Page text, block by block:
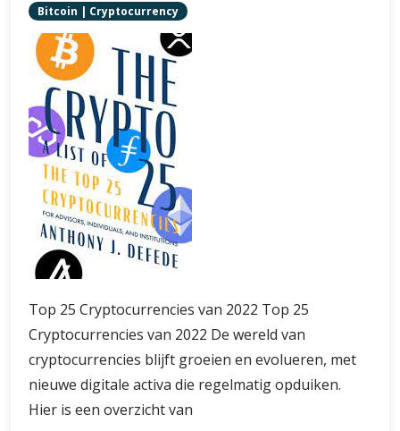
Bitcoin | Cryptocurrency
Top 25 Cryptocurrencies van 2022 Top 25
Cryptocurrencies van 2022 De wereld van
cryptocurrencies blijft groeien en evolueren, met
nieuwe digitale activa die regelmatig opduiken.
Hier is een overzicht van